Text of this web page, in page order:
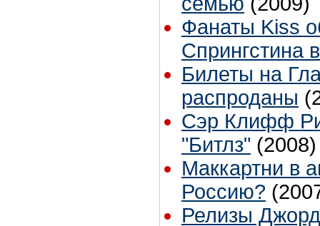
Фанаты Kiss
Спрингстина
Билеты на
распроданы
Сэр Клифф
"Битлз" (2008)
Маккартни в
Россию?
Релизы